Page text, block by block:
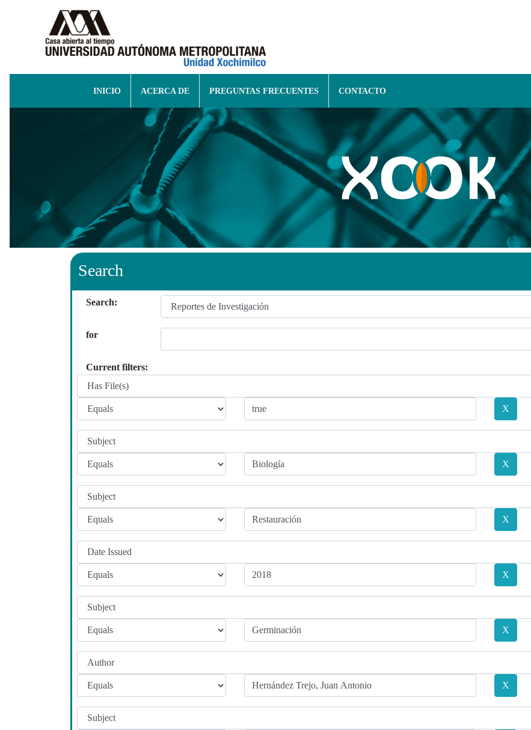
INICIO ACERCA DE PREGUNTAS FRECUENTES CONTACTO
Search
Search:
for
Current filters: